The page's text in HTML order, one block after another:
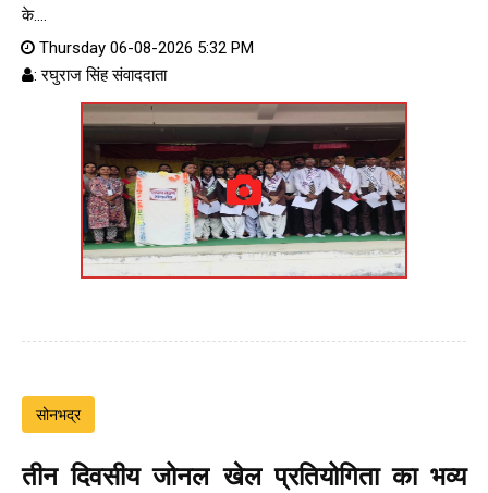
के....
Thursday 06-08-2026 5:32 PM
: रघुराज सिंह संवाददाता
सोनभद्र
तीन दिवसीय जोनल खेल प्रतियोगिता का भव्य